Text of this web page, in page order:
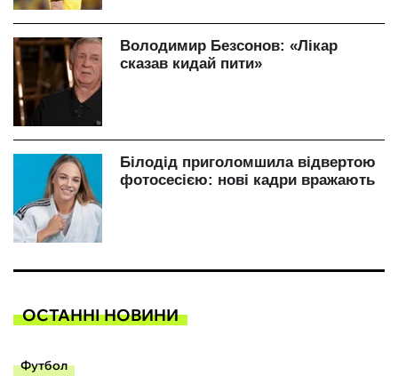
ОСТАННІ НОВИНИ
Футбол